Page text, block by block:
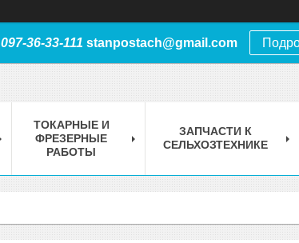
097-36-33-111 stanpostach@gmail.com
ТОКАРНЫЕ И
ФРЕЗЕРНЫЕ
РАБОТЫ
ЗАПЧАСТИ К
СЕЛЬХОЗТЕХНИКЕ